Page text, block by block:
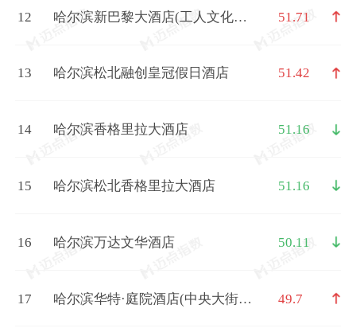
12
哈尔滨新巴黎大酒店(工人文化宫
51.71
13 哈尔滨松北融创皇冠假日酒店 51.42
14 哈尔滨香格里拉大酒店 51.16
15 哈尔滨松北香格里拉大酒店 51.16
16 哈尔滨万达文华酒店 50.11
17
哈尔滨华特·庭院酒店(中央大街索
49.7